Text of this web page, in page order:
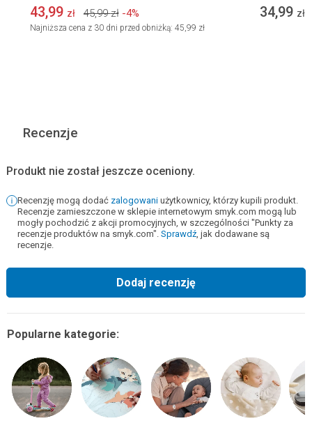
43,99 zł 45,99 zł -4%
Najniższa cena z 30 dni przed obniżką: 45,99 zł
34,99 zł
Recenzje
Produkt nie został jeszcze oceniony.
Recenzję mogą dodać zalogowani użytkownicy, którzy kupili produkt.
Recenzje zamieszczone w sklepie internetowym smyk.com mogą lub
mogły pochodzić z akcji promocyjnych, w szczególności "Punkty za
recenzje produktów na smyk.com". Sprawdź, jak dodawane są
recenzje.
Dodaj recenzję
Popularne kategorie: